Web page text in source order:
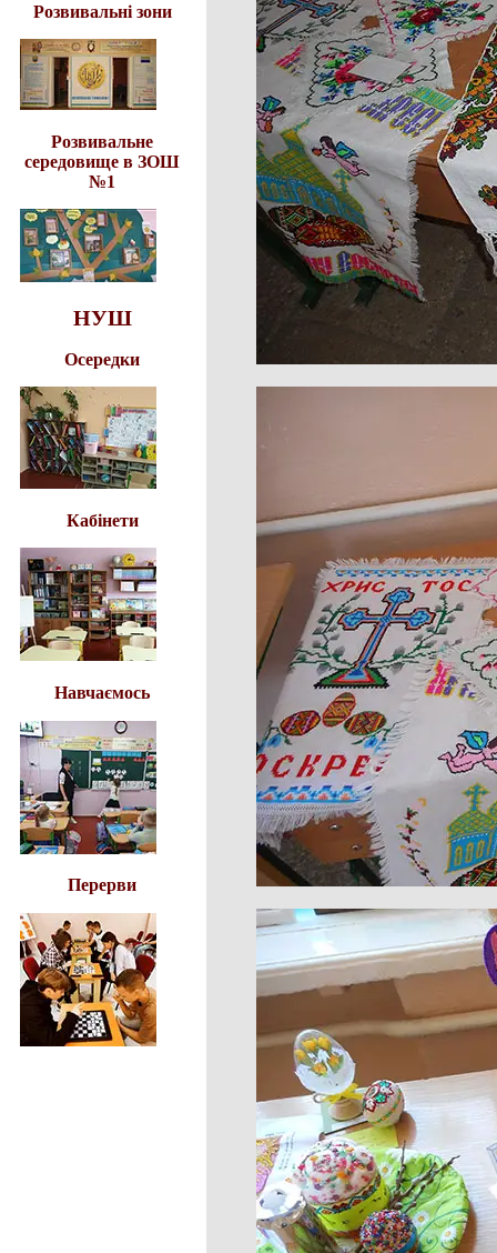
Розвивальні зони
Розвивальне
середовище в ЗОШ
№1
НУШ
Осередки
Кабінети
Навчаємось
Перерви